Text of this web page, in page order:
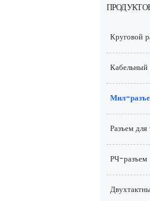
Круговой
Мил-
РЧ-разъем